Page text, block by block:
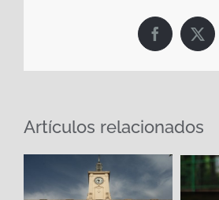
Facebook
X
Artículos relacionados